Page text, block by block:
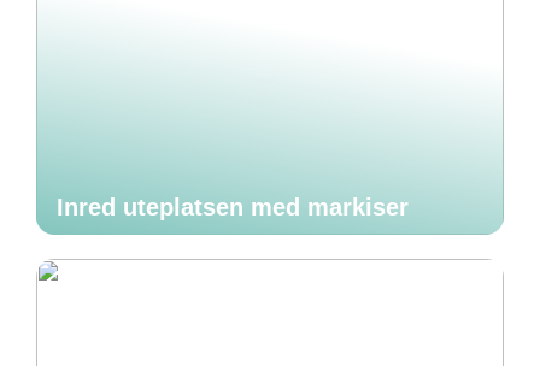
Inred uteplatsen med markiser